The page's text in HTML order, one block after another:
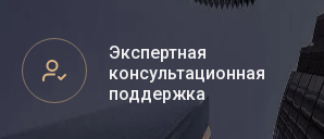
Экспертная
консультационная
поддержка